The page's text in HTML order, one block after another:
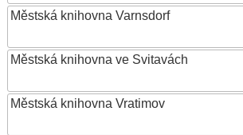
Městská knihovna Varnsdorf
Městská knihovna ve Svitavách
Městská knihovna Vratimov